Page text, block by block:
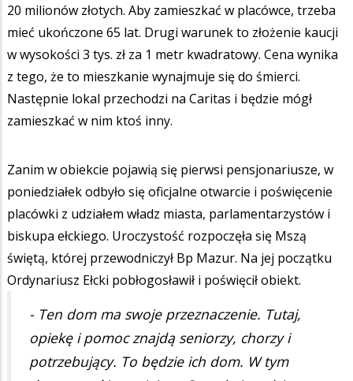
20 milionów złotych. Aby zamieszkać w placówce, trzeba
mieć ukończone 65 lat. Drugi warunek to złożenie kaucji
w wysokości 3 tys. zł za 1 metr kwadratowy. Cena wynika
z tego, że to mieszkanie wynajmuje się do śmierci.
Następnie lokal przechodzi na Caritas i będzie mógł
zamieszkać w nim ktoś inny.
Zanim w obiekcie pojawią się pierwsi pensjonariusze, w
poniedziałek odbyło się oficjalne otwarcie i poświęcenie
placówki z udziałem władz miasta, parlamentarzystów i
biskupa ełckiego. Uroczystość rozpoczęła się Mszą
świętą, której przewodniczył Bp Mazur. Na jej początku
Ordynariusz Ełcki pobłogosławił i poświęcił obiekt.
- Ten dom ma swoje przeznaczenie. Tutaj,
opiekę i pomoc znajdą seniorzy, chorzy i
potrzebujący. To będzie ich dom. W tym